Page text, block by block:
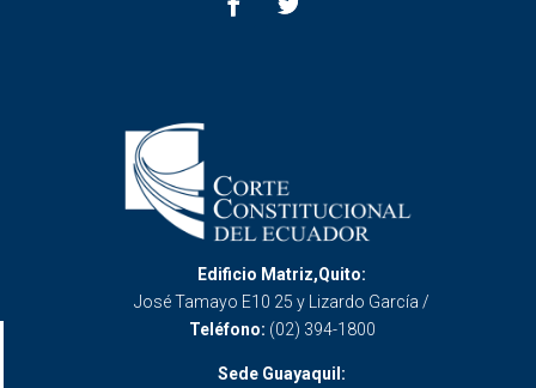
Edificio Matriz,Quito:
José Tamayo E10 25 y Lizardo García /
Teléfono: (02) 394-1800
Sede Guayaquil: